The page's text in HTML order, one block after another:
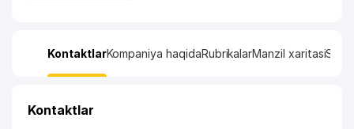
KontaktlarKompaniya haqidaRubrikalarManzil xaritasi
Kontaktlar